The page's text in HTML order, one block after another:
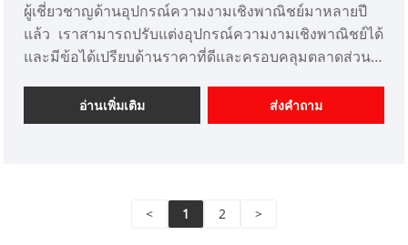
ผู้เชี่ยวชาญด้านอุปกรณ์ความงามเชิงพาณิชย์มาหลายปี
แล้ว เราสามารถปรับแต่งอุปกรณ์ความงามเชิงพาณิชย์ได้
และมีข้อได้เปรียบด้านราคาที่ดีและครอบคลุมตลาดส่วน
ความงามระดับมืออาชีพในประเทศจีน
อ่านเพิ่มเติม ส่งคำถาม
< 1 2 >